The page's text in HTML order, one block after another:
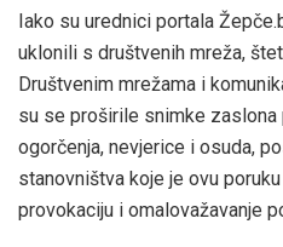
Iako su urednici portala
uklonili s društvenih mreža,
Društvenim mrežama i
su se proširile snimke
ogorčenja, nevjerice i osuda,
stanovništva koje je ovu
provokaciju i omalovažavanje